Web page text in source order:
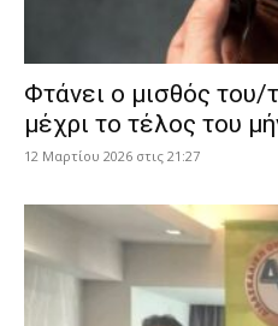
Φτάνει ο μισθός του/
μέχρι το τέλος του
12 Μαρτίου 2026 στις 21:27